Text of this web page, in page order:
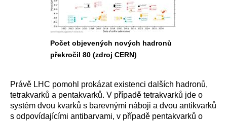
Počet objevených nových hadronů
překročil 80 (zdroj CERN)
Právě LHC pomohl prokázat existenci dalších hadronů,
tetrakvarků a pentakvarků. V případě tetrakvarků jde o
systém dvou kvarků s barevnými náboji a dvou antikvarků
s odpovídajícími antibarvami, v případě pentakvarků o